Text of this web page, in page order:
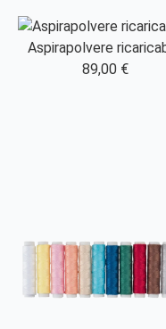
Aspirapolvere
89,00 €